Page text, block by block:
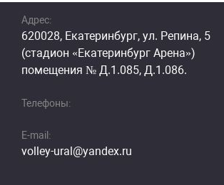
Адрес:
620028, Екатеринбург, ул. Репина, 5
(стадион «Екатеринбург Арена»)
помещения № Д.1.085, Д.1.086.
Телефоны:
E-mail:
volley-ural@yandex.ru